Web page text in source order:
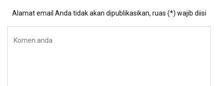
Alamat email Anda tidak akan dipublikasikan, ruas (*) wajib diisi